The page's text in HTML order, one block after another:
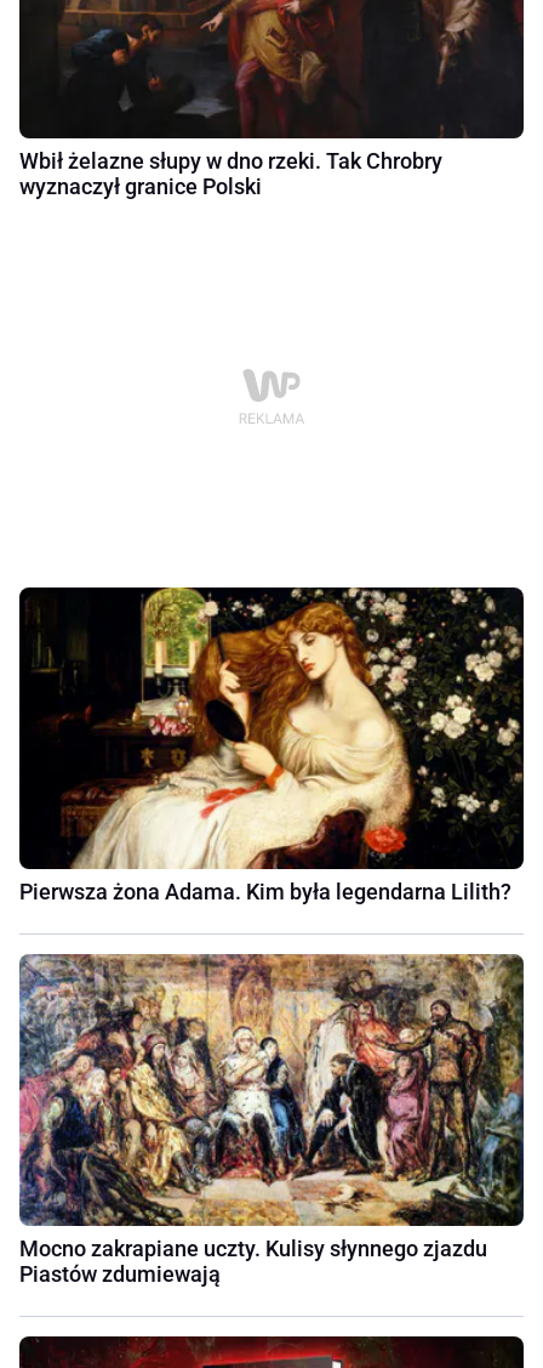
Wbił żelazne słupy w dno rzeki. Tak Chrobry
wyznaczył granice Polski
Pierwsza żona Adama. Kim była legendarna Lilith?
Mocno zakrapiane uczty. Kulisy słynnego zjazdu
Piastów zdumiewają